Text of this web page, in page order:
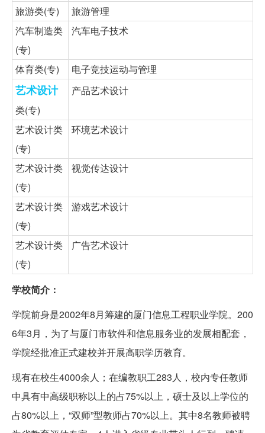
旅游类(专)
旅游管理
汽车制造类
(专)
汽车电子技术
体育类(专) 电子竞技运动与管理
艺术设计
类(专)
产品艺术设计
艺术设计类
(专)
环境艺术设计
艺术设计类
(专)
视觉传达设计
艺术设计类
(专)
游戏艺术设计
艺术设计类
(专)
广告艺术设计
学校简介：
学院前身是2002年8月筹建的厦门信息工程职业学院。200
6年3月，为了与厦门市软件和信息服务业的发展相配套，
学院经批准正式建校并开展高职学历教育。
现有在校生4000余人；在编教职工283人，校内专任教师
中具有中高级职称以上的占75%以上，硕士及以上学位的
占80%以上，“双师”型教师占70%以上。其中8名教师被聘